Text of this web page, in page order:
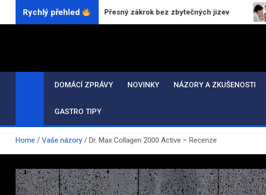
Rychlý přehled
laserem: Přesný zákrok bez zbytečných jizev Jak probíhá
Kvalitní
DOMÁCÍ ZPRÁVY
NOVINKY NÁZORY A ZKUŠENOSTI
GASTRO TIPY
Home Vaše názory Dr. Max Collagen 2000 Active – Recenze